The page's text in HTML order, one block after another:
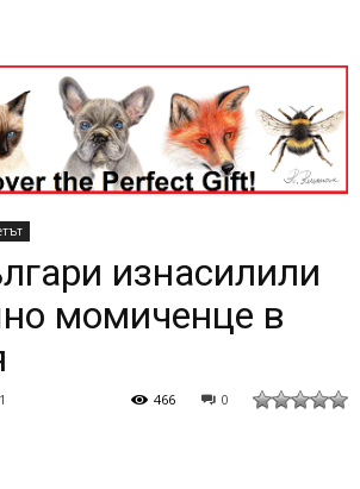
изнасилили
момиченце в
0
466